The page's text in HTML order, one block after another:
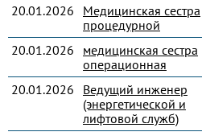
20.01.2026
Медицинская сестра
процедурной
20.01.2026
медицинская сестра
операционная
20.01.2026
Ведущий инженер
(энергетической и
лифтовой служб)